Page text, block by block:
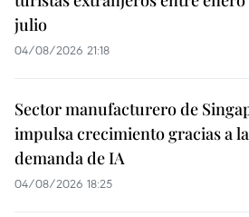
julio
04/08/2026 21:18
Sector manufacturero de
impulsa crecimiento gracias a la
demanda de IA
04/08/2026 18:25